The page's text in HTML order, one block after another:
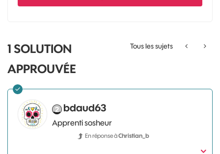
Tous les sujets
1 SOLUTION
APPROUVÉE
bdaud63
Apprenti sosheur
En réponse àChristian_b